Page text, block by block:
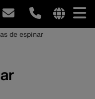
de espinar